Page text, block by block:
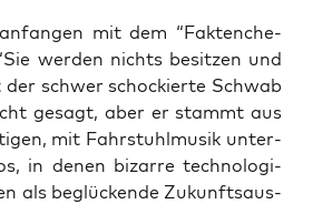
mit dem “Fak­ten­che­
wer­den nichts besit­zen und
der schwer scho­ckier­te Schwab
gesagt, aber er stammt aus
mit Fahr­stuhl­mu­sik unter­
in denen bizar­re tech­no­lo­gi­
als beglü­cken­de Zukunfts­aus­